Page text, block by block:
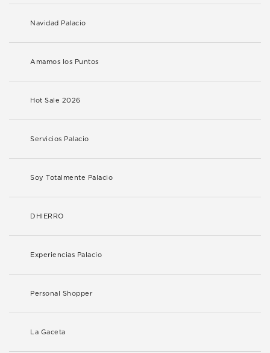
Navidad Palacio
Amamos los Puntos
Hot Sale 2026
Servicios Palacio
Soy Totalmente Palacio
DHIERRO
Experiencias Palacio
Personal Shopper
La Gaceta